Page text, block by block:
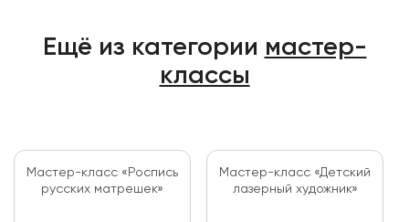
Ещё из категории мастер-
классы
Мастер-класс «Роспись
русских матрешек»
Мастер-класс «Детский
лазерный художник»